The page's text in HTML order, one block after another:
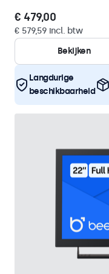
€ 479,00
€ 579,59 incl. btw
Bekijken
Langdurige
beschikbaarheid